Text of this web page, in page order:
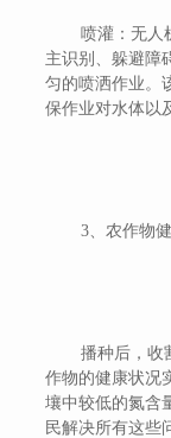
喷灌：无人
主识别、躲避障
匀的喷洒作业。
保作业对水体以
3、农作物
播种后，收
作物的健康状况
壤中较低的氮含
民解决所有这些